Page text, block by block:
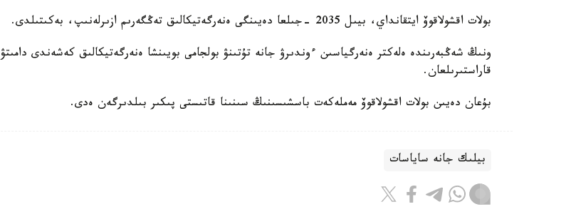
بولات اقشولاقوۆ ايتقانداي، بيىل 2035 -جىلعا دەيىنگى ەنەرگەتيكالىق تەڭگەرىم ازىرلەنىپ، بەكىتىلدى.
ونىڭ شەڭبەرىندە ەلەكتر ەنەرگياسىن ءوندىرۋ جانە تۇتىنۋ بولجامى بويىنشا ەنەرگەتيكالىق كەشەندى دامىتۋ
قاراستىرىلعان.
بۇعان دەيىن بولات اقشولاقوۆ مەملەكەت باسشىسىنىڭ سىنىنا قاتىستى پىكىر بىلدىرگەن ەدى.
بيلىك جانە ساياسات